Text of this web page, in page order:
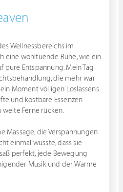
Wellnessbereichs im
eine wohltuende Ruhe, wie ein
pure Entspannung. Mein Tag
die mehr war
Moment völligen Loslassens.
und kostbare Essenzen
weite Ferne rücken.
Massage, die Verspannungen
einmal wusste, dass sie
perfekt, jede Bewegung
Musik und der Wärme